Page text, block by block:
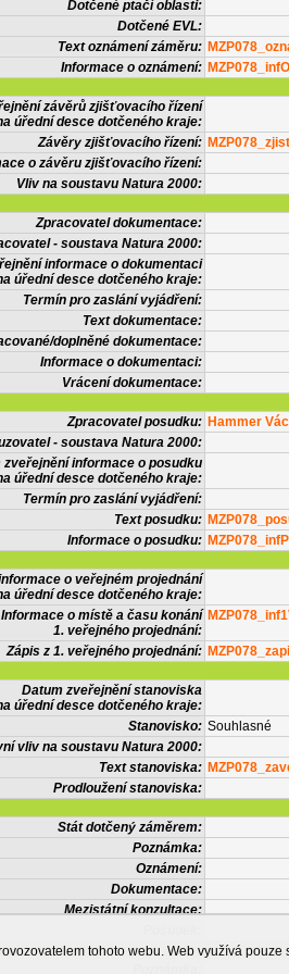
Dotčené ptačí oblasti:
Dotčené EVL:
Text oznámení záměru:
Informace o oznámení:
závěrů zjišťovacího řízení
úřední desce dotčeného kraje:
Závěry zjišťovacího řízení:
o závěru zjišťovacího řízení:
Vliv na soustavu Natura 2000:
Zpracovatel dokumentace:
- soustava Natura 2000:
informace o dokumentaci
úřední desce dotčeného kraje:
Termín pro zaslání vyjádření:
Text dokumentace:
doplněné dokumentace:
Informace o dokumentaci:
Vrácení dokumentace:
Zpracovatel posudku: Hammer
- soustava Natura 2000:
zveřejnění informace o posudku
úřední desce dotčeného kraje:
Termín pro zaslání vyjádření:
Text posudku:
Informace o posudku:
o veřejném projednání
úřední desce dotčeného kraje:
Informace o místě a času konání
1. veřejného projednání:
Zápis z 1. veřejného projednání:
Datum zveřejnění stanoviska
úřední desce dotčeného kraje:
Stanovisko: Souhlasné
vliv na soustavu Natura 2000:
Text stanoviska:
Prodloužení stanoviska:
Stát dotčený záměrem:
Poznámka:
Oznámení:
Dokumentace:
Mezistátní konzultace:
tohoto webu. Web využívá